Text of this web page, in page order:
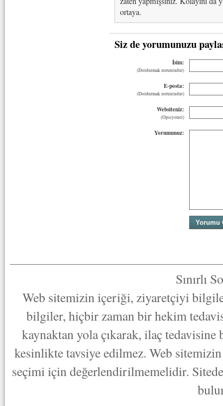
ortaya.
Siz de yorumunuzu
İsim:
(Doldurmak zorunludur)
E-posta:
(Doldurmak zorunludur)
Websiteniz:
(Opsiyonel)
Yorumunuz:
Sınırlı
Web sitemizin içeriği, ziyaretçiyi
bilgiler, hiçbir zaman bir hekim
kaynaktan yola çıkarak, ilaç
kesinlikte tavsiye edilmez. Web
seçimi için değerlendirilmemelidir.